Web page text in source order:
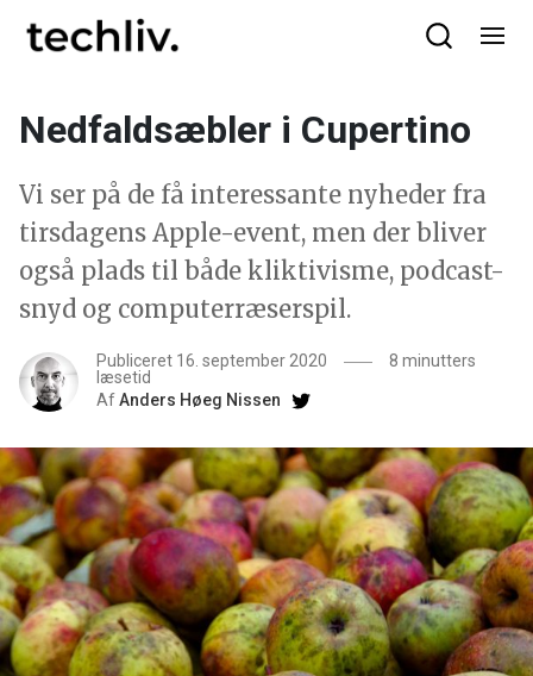
Nedfaldsæbler i Cupertino
Vi ser på de få interessante nyheder fra
tirsdagens Apple-event, men der bliver
også plads til både kliktivisme, podcast-
snyd og computerræserspil.
Publiceret 16. september 2020
8 minutters
læsetid
AfAnders Høeg Nissen